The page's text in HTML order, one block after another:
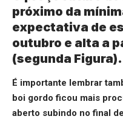
próximo da
expectativa de
outubro e alta a
(segunda Figura).
É importante lembrar
boi gordo ficou mais
aberto subindo no final